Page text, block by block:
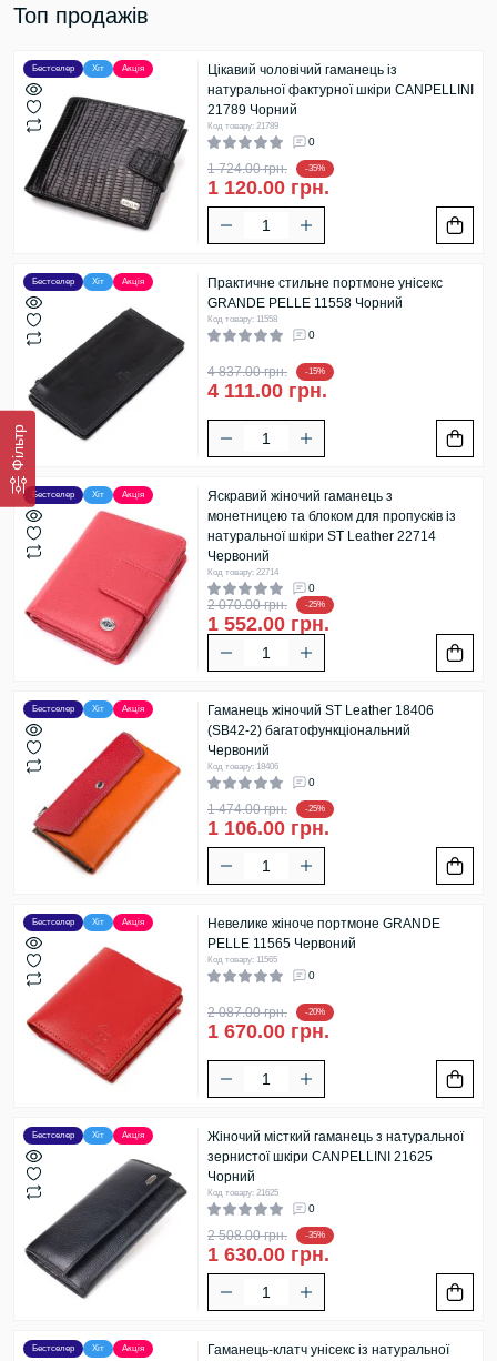
Фільтр
Топ продажів
Бестселер Хіт Акція
Цікавий чоловічий гаманець із
натуральної фактурної шкіри CANPELLINI
21789 Чорний
Код товару: 21789
0
1 724.00 грн. -35%
1 120.00 грн.
Бестселер Хіт Акція
Практичне стильне портмоне унісекс
GRANDE PELLE 11558 Чорний
Код товару: 11558
0
4 837.00 грн. -15%
4 111.00 грн.
Бестселер Хіт Акція
Яскравий жіночий гаманець з
монетницею та блоком для пропусків із
натуральної шкіри ST Leather 22714
Червоний
Код товару: 22714
0
2 070.00 грн. -25%
1 552.00 грн.
Бестселер Хіт Акція
Гаманець жіночий ST Leather 18406
(SB42-2) багатофункціональний
Червоний
Код товару: 18406
0
1 474.00 грн. -25%
1 106.00 грн.
Бестселер Хіт Акція
Невелике жіноче портмоне GRANDE
PELLE 11565 Червоний
Код товару: 11565
0
2 087.00 грн. -20%
1 670.00 грн.
Бестселер Хіт Акція
Жіночий місткий гаманець з натуральної
зернистої шкіри CANPELLINI 21625
Чорний
Код товару: 21625
0
2 508.00 грн. -35%
1 630.00 грн.
Бестселер Хіт Акція
Гаманець-клатч унісекс із натуральної